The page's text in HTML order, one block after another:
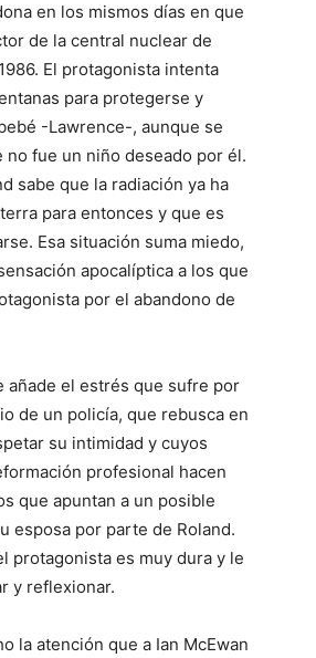
en los mismos días en que
de la central nuclear de
El protagonista intenta
para protegerse y
-Lawrence-, aunque se
no fue un niño deseado por él.
sabe que la radiación ya ha
para entonces y que es
Esa situación suma miedo,
apocalíptica a los que
por el abandono de
añade el estrés que sufre por
de un policía, que rebusca en
su intimidad y cuyos
profesional hacen
que apuntan a un posible
esposa por parte de Roland.
protagonista es muy dura y le
y reflexionar.
la atención que a Ian McEwan